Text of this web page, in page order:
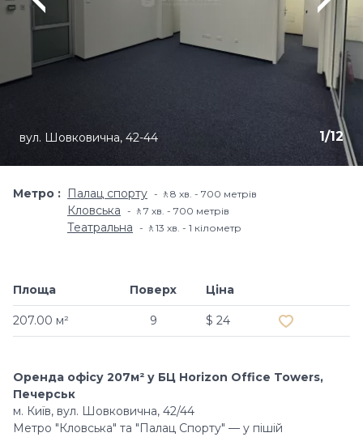
1/12
вул. Шовковична, 42-44
Метро Палац спорту 🚶8 хв. - 700 метрів
Кловська 🚶7 хв. - 700 метрів
Театральна 🚶13 хв. - 1 кілометр
Площа
207.00 м²
Поверх
9
Ціна
$ 24
Оренда офісу 207м² у БЦ Horizon Office Towers,
Печерськ
м. Київ, вул. Шовковична, 42/44
Метро "Кловська" та "Палац Спорту" — у пішій